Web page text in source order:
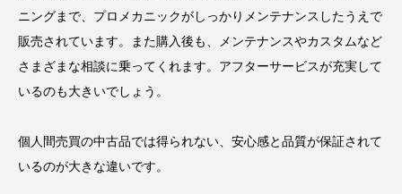
ニングまで、プロメカニックがしっかりメンテナンスしたうえで
販売されています。また購入後も、メンテナンスやカスタムなど
さまざまな相談に乗ってくれます。アフターサービスが充実して
いるのも大きいでしょう。
個人間売買の中古品では得られない、安心感と品質が保証されて
いるのが大きな違いです。